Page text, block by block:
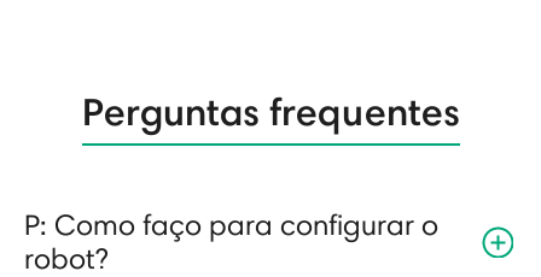
Perguntas frequentes
P: Como faço para configurar o
robot?